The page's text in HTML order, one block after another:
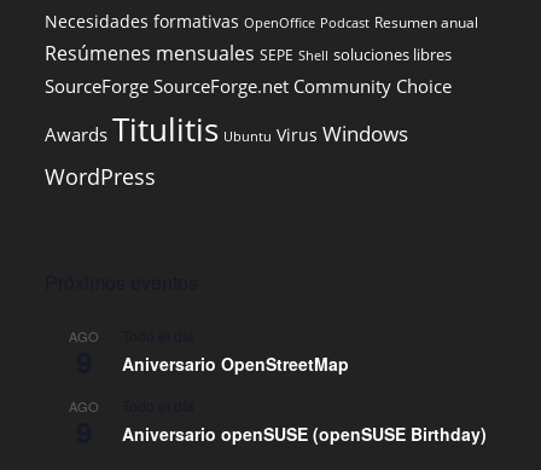
Necesidades formativas OpenOffice Podcast Resumen anual
Resúmenes mensuales SEPE Shell soluciones libres
SourceForge SourceForge.net Community Choice
Awards Titulitis Ubuntu Virus Windows
WordPress
AGO
Aniversario OpenStreetMap
AGO
Aniversario openSUSE (openSUSE Birthday)